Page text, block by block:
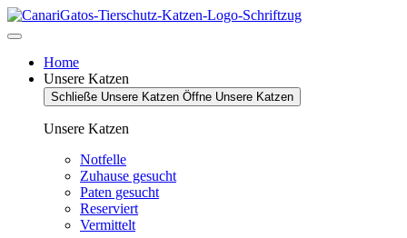
Zum
Inhalt
Home
Unsere Katzen
Schließe Unsere Katzen Öffne Unsere Katzen
Unsere Katzen
Notfelle
Zuhause gesucht
Paten gesucht
Reserviert
Vermittelt